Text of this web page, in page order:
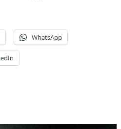
WhatsApp